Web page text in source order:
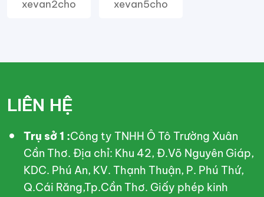
xevan2cho xevan5cho
LIÊN HỆ
Trụ sở 1 :Công ty TNHH Ô Tô Trường Xuân
Cần Thơ. Địa chỉ: Khu 42, Đ.Võ Nguyên Giáp,
KDC. Phú An, KV. Thạnh Thuận, P. Phú Thứ,
Q.Cái Răng,Tp.Cần Thơ. Giấy phép kinh